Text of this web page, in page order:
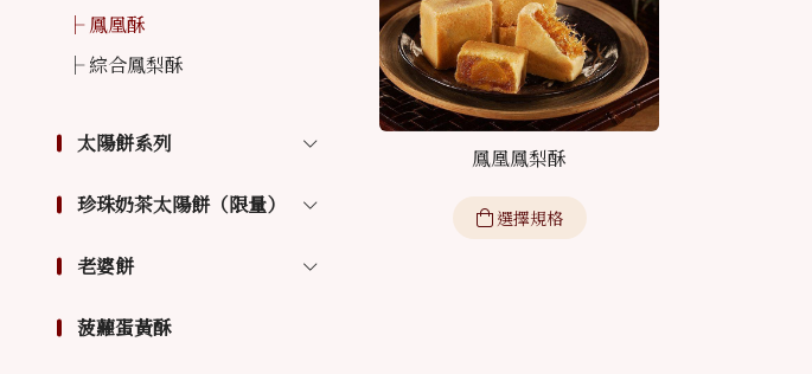
鳳凰酥
綜合鳳梨酥
太陽餅系列
珍珠奶茶太陽餅（限量）
老婆餅
菠蘿蛋黃酥
鳳凰鳳梨酥
選擇規格